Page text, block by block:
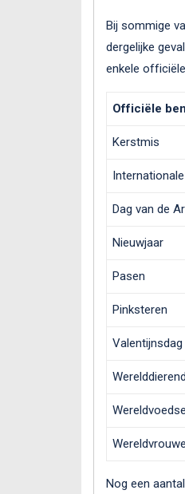
Bij sommige
dergelijke
enkele
Officiële
Kerstmis
Dag van de
Nieuwjaar
Pasen
Pinksteren
Valentijnsdag
Nog een